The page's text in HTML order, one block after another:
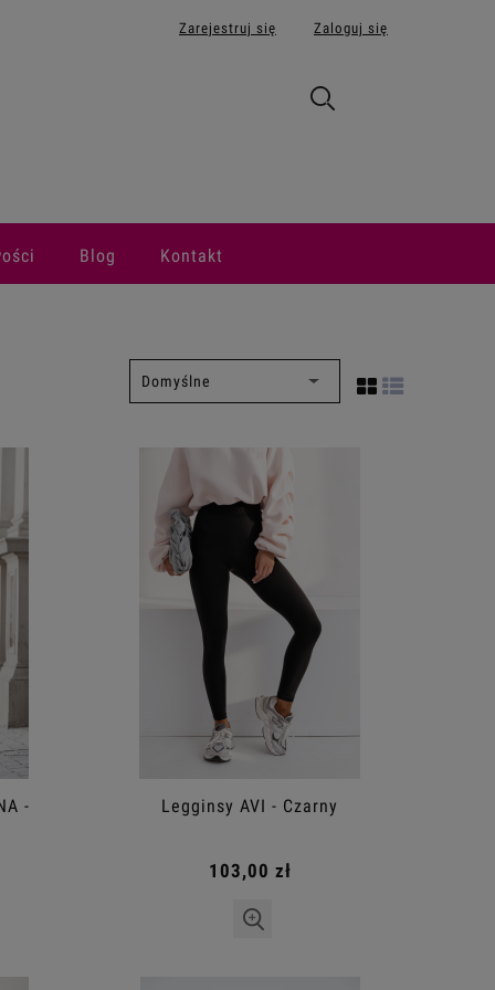
Zarejestruj się Zaloguj się
Blog Kontakt
-
Legginsy AVI - Czarny
103,00 zł